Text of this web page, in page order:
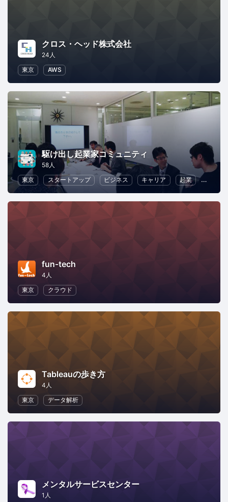
クロス・ヘッド株式会社
24人
東京
AWS
駆け出し起業家コミュニティ
58人
東京
スタートアップ ビジネス キャリア 起業 女性起
fun-tech
4人
東京
クラウド
Tableauの歩き方
4人
東京
データ解析
メンタルサービスセンター
1人